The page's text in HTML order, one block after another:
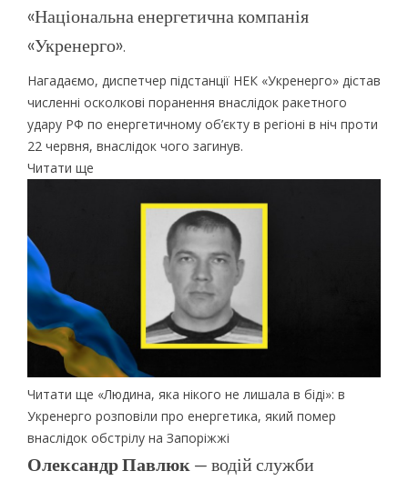
«Національна енергетична компанія
«Укренерго».
Нагадаємо, диспетчер підстанції НЕК «Укренерго» дістав
численні осколкові поранення внаслідок ракетного
удару РФ по енергетичному об’єкту в регіоні в ніч проти
22 червня, внаслідок чого загинув.
Читати ще
Читати ще «Людина, яка нікого не лишала в біді»: в
Укренерго розповіли про енергетика, який помер
внаслідок обстрілу на Запоріжжі
Олександр Павлюк— водій служби